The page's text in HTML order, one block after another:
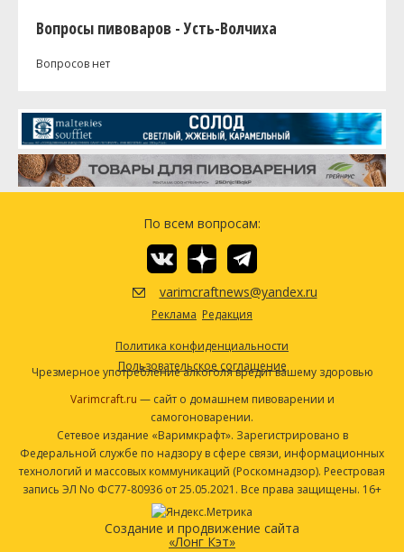
Вопросы пивоваров - Усть-Волчиха
Вопросов нет
По всем вопросам:
varimcraftnews@yandex.ru
Реклама Редакция
Политика конфиденциальности
Пользовательское соглашение
Чрезмерное употребление алкоголя вредит вашему здоровью
Varimcraft.ru — сайт о домашнем пивоварении и
самогоноварении.
Сетевое издание «Варимкрафт». Зарегистрировано в
Федеральной службе по надзору в сфере связи, информационных
технологий и массовых коммуникаций (Роскомнадзор). Реестровая
запись ЭЛ No ФС77-80936 от 25.05.2021. Все права защищены. 16+
Создание и продвижение сайта
«Лонг Кэт»